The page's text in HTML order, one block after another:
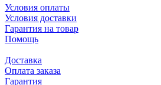
Условия оплаты
Условия доставки
Гарантия на товар
Помощь
Доставка
Оплата заказа
Гарантия